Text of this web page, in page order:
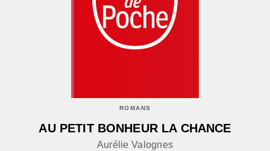
ROMANS
AU PETIT BONHEUR LA CHANCE
Aurélie Valognes